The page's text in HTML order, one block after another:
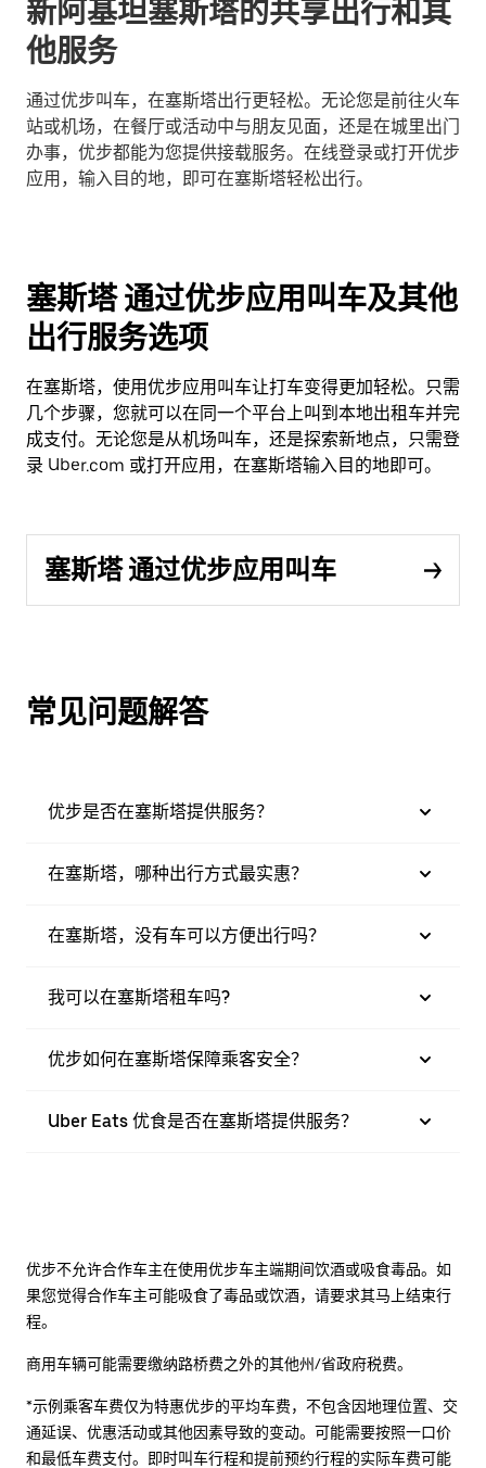
新阿基坦塞斯塔的共享出行和其
他服务
通过优步叫车，在塞斯塔出行更轻松。无论您是前往火车
站或机场，在餐厅或活动中与朋友见面，还是在城里出门
办事，优步都能为您提供接载服务。在线登录或打开优步
应用，输入目的地，即可在塞斯塔轻松出行。
塞斯塔 通过优步应用叫车及其他
出行服务选项
在塞斯塔，使用优步应用叫车让打车变得更加轻松。只需
几个步骤，您就可以在同一个平台上叫到本地出租车并完
成支付。无论您是从机场叫车，还是探索新地点，只需登
录 Uber.com 或打开应用，在塞斯塔输入目的地即可。
塞斯塔 通过优步应用叫车
常见问题解答
优步是否在塞斯塔提供服务？
在塞斯塔，哪种出行方式最实惠？
在塞斯塔，没有车可以方便出行吗？
我可以在塞斯塔租车吗?
优步如何在塞斯塔保障乘客安全？
Uber Eats 优食是否在塞斯塔提供服务？
优步不允许合作车主在使用优步车主端期间饮酒或吸食毒品。如
果您觉得合作车主可能吸食了毒品或饮酒，请要求其马上结束行
程。
商用车辆可能需要缴纳路桥费之外的其他州/省政府税费。
*示例乘客车费仅为特惠优步的平均车费，不包含因地理位置、交
通延误、优惠活动或其他因素导致的变动。可能需要按照一口价
和最低车费支付。即时叫车行程和提前预约行程的实际车费可能